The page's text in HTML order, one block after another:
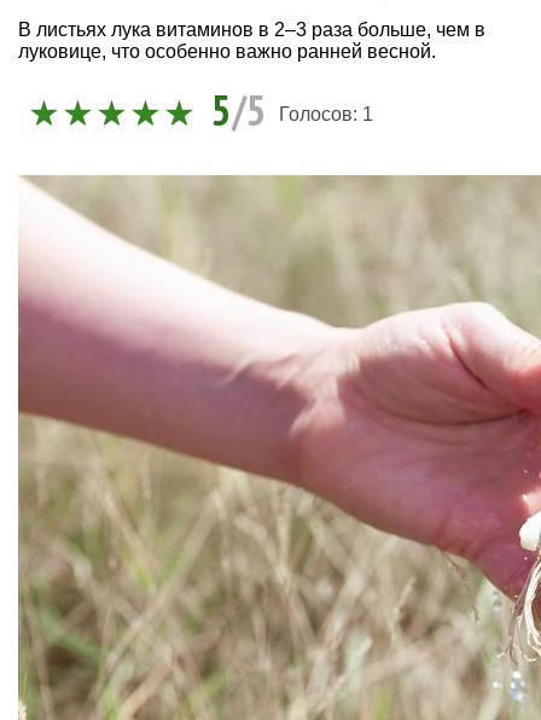
В листьях лука витаминов в 2–3 раза больше, чем в
луковице, что особенно важно ранней весной.
5/5 Голосов: 1